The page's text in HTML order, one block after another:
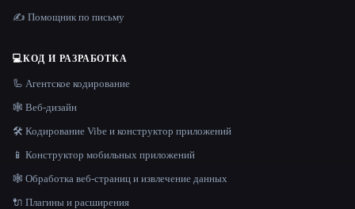
✍️ Помощник по письму
💻КОД И РАЗРАБОТКА
🦾 Агентское кодирование
🕸 Веб-дизайн
🛠️ Кодирование Vibe и конструктор приложений
📱 Конструктор мобильных приложений
🕸️ Обработка веб-страниц и извлечение данных
🔌 Плагины и расширения